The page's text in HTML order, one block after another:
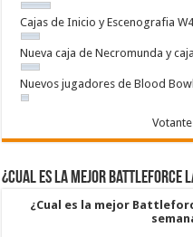
Cajas de Inicio y Escenografia
Nueva caja de Necromunda y
Nuevos jugadores de Blood Bowl
¿Cual es la mejor Battleforce
¿Cual es la mejor